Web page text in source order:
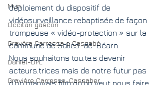
Mun
Occitan gascon
Gravèra Carressa e Cassabè
Daniel-DPL
Gravière Carresse-Cassaber
déploiement du dispositif de
vidéosurveillance rebaptisée de façon
trompeuse « vidéo-protection » sur la
commune de Salies-de-Béarn.
Nous souhaitons tou.te.s devenir
acteurs.trices mais de notre futur pas
d'un mauvais film qu'on veut nous faire